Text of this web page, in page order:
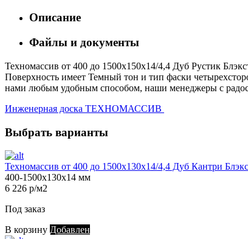
Описание
Файлы и документы
Техномассив от 400 до 1500х150х14/4,4 Дуб Рустик
Поверхность имеет Темный тон и тип фаски
нами любым удобным способом, наши менеджеры с
Инженерная доска ТЕХНОМАССИВ
Выбрать варианты
Техномассив от 400 до 1500х130х14/4,4 Дуб Кантри
400-1500х130х14 мм
6 226 р/м2
Под заказ
В корзину Добавлен